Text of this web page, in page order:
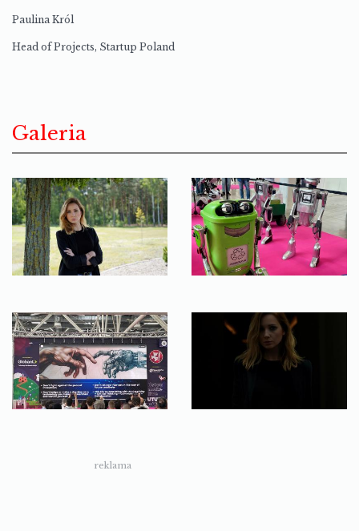
Paulina Król
Head of Projects, Startup Poland
Galeria
reklama